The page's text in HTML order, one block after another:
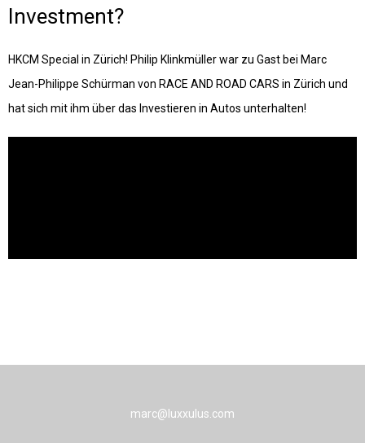
Investment?
HKCM Special in Zürich! Philip Klinkmüller war zu Gast bei Marc
Jean-Philippe Schürman von RACE AND ROAD CARS in Zürich und
hat sich mit ihm über das Investieren in Autos unterhalten!
marc@luxxulus.com